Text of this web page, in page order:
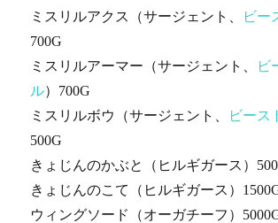
ミスリルアクス（サージェント、
ビー
700G
ミスリルアーマー（サージェント、
ビ
ル）700G
ミスリルボウ（サージェント、
ビース
500G
きょじんのかぶと（ヒルギガース）
きょじんのこて（ヒルギガース）
ウィングソード（オーガチーフ）